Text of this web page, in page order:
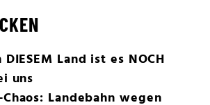
Land ist es NOCH
uns
Landebahn wegen